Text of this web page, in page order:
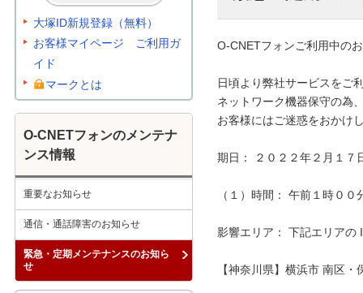
O-CNETフォンご利用中の
日頃より弊社サービスをご
ネットワーク機器保守の為
お客様にはご迷惑をおかけ
期日： ２０２２年２月１７
（１）時間： 午前１時０
影響エリア： 下記エリアの
【神奈川県】横浜市 南区
大塚ID新規登録（無料）
お客様マイページ ご利用ガ
イド
マークとは
O-CNETフォンのメンテナ
ンス情報
重要なお知らせ
通信・通話障害のお知らせ
緊急・定期メンテナンスのお知ら
せ